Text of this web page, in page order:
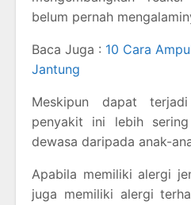
belum pernah
Baca Juga : 10 Cara
Jantung
Meskipun dapat
penyakit ini lebih
dewasa daripada anak-
Apabila memiliki alergi
juga memiliki alergi